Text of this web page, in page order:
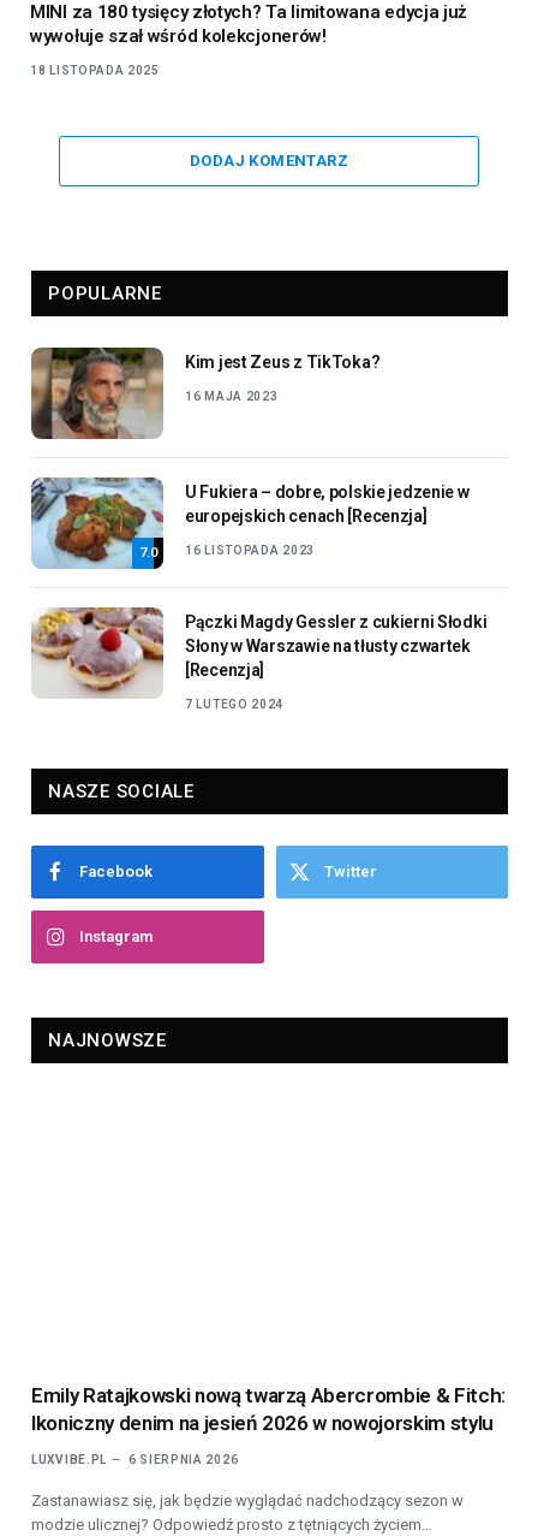
MINI za 180 tysięcy złotych? Ta limitowana edycja już
wywołuje szał wśród kolekcjonerów!
18 LISTOPADA 2025
DODAJ KOMENTARZ
POPULARNE
Kim jest Zeus z TikToka?
16 MAJA 2023
7.0
U Fukiera – dobre, polskie jedzenie w
europejskich cenach [Recenzja]
16 LISTOPADA 2023
Pączki Magdy Gessler z cukierni Słodki
Słony w Warszawie na tłusty czwartek
[Recenzja]
7 LUTEGO 2024
NASZE SOCIALE
Facebook Twitter
Instagram
NAJNOWSZE
Emily Ratajkowski nową twarzą Abercrombie & Fitch:
Ikoniczny denim na jesień 2026 w nowojorskim stylu
LUXVIBE.PL 6 SIERPNIA 2026
Zastanawiasz się, jak będzie wyglądać nadchodzący sezon w
modzie ulicznej? Odpowiedź prosto z tętniących życiem…